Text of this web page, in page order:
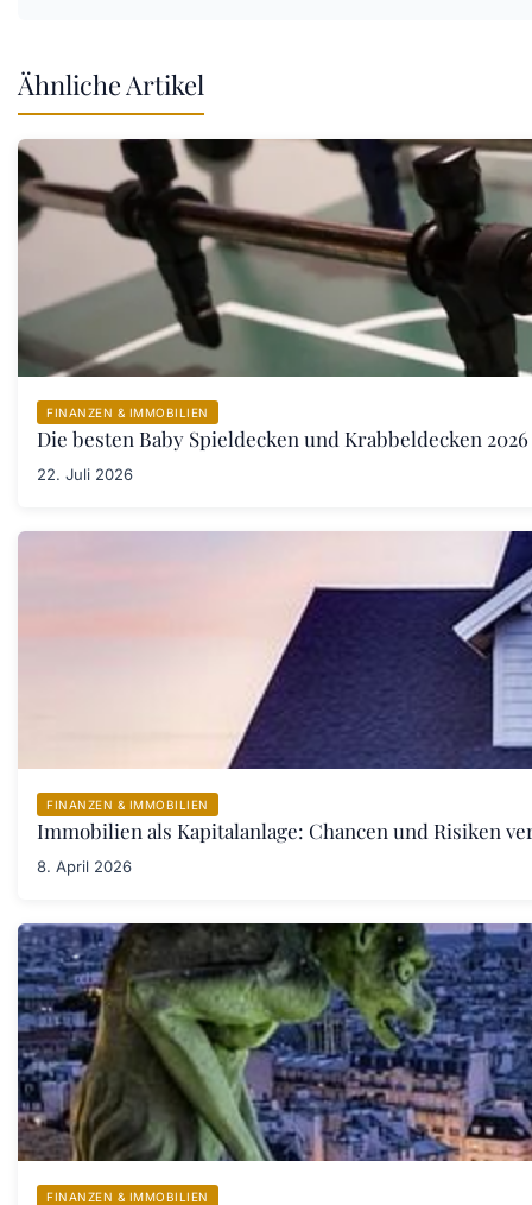
Ähnliche Artikel
FINANZEN & IMMOBILIEN
Die besten Baby Spieldecken und Krabbeldecken
22. Juli 2026
FINANZEN & IMMOBILIEN
Immobilien als Kapitalanlage: Chancen und Risiken
8. April 2026
FINANZEN & IMMOBILIEN